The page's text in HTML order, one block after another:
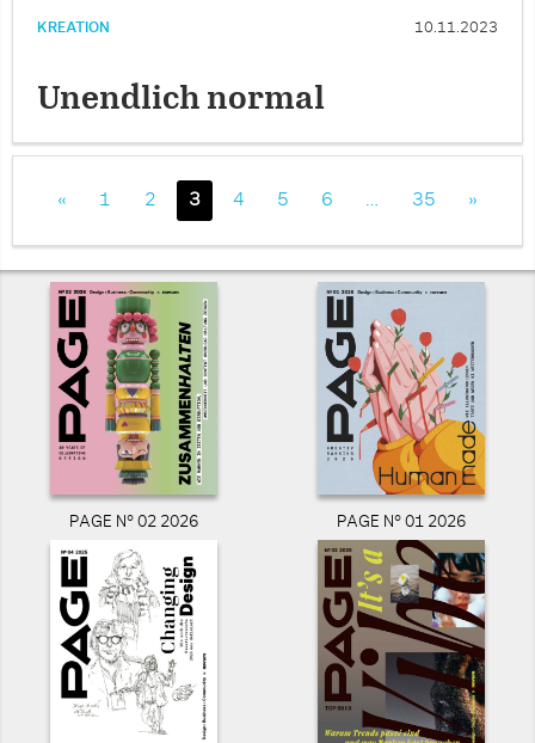
KREATION 10.11.2023
Unendlich normal
« 1 2 3 4 5 6 35 »
PAGE N° 02 2026 PAGE N° 01 2026